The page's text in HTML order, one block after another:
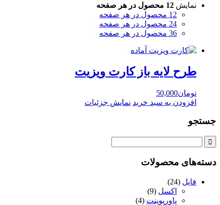
نمایش 12 محصول در هر صفحه
12 محصول در هر صفحه
24 محصول در هر صفحه
36 محصول در هر صفحه
طرح لايه باز کارت ويزيت
تومان50,000
افزودن به سبد خرید نمایش جزئیات
جستجو
دسته‌های محصولات
فایل (24)
اکسل (9)
پاورپوینت (4)